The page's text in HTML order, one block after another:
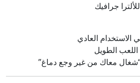
جرافيك
الاستخدام العادي
الطويل
“شغال معاك من غير وجع دماغ”